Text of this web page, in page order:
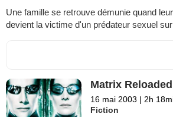
Une famille se retrouve démunie quand
devient la victime d'un prédateur sexuel
Matrix Reloaded
16 mai 2003 | 2h
Fiction